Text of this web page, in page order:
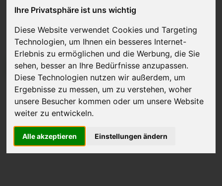
Ihre Privatsphäre ist uns wichtig
Diese Website verwendet Cookies und Targeting
Technologien, um Ihnen ein besseres Internet-
Erlebnis zu ermöglichen und die Werbung, die Sie
sehen, besser an Ihre Bedürfnisse anzupassen.
Diese Technologien nutzen wir außerdem, um
Ergebnisse zu messen, um zu verstehen, woher
unsere Besucher kommen oder um unsere Website
weiter zu entwickeln.
Alle akzeptieren Einstellungen ändern
JETZT KOSTENLOSE BEWERTUNG
Kostenloses Angebotfür den Ankauf Ihres Autos inklusive der
Abholung, auf Wunsch sofort Geld. Ihre Daten werden nicht mit Dritten
Wir garantieren 100% Sicherheit.